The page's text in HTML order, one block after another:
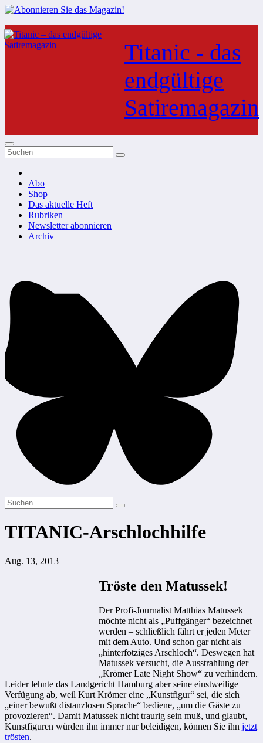
Zum
Inhalt
springen
Titanic - das
endgültige
Satiremagazin
Abo
Shop
Das aktuelle Heft
Rubriken
Newsletter abonnieren
Archiv
TITANIC-Arschlochhilfe
Aug. 13, 2013
Tröste den Matussek!
Der Profi-Journalist Matthias Matussek
möchte nicht als „Puffgänger“ bezeichnet
werden – schließlich fährt er jeden Meter
mit dem Auto. Und schon gar nicht als
„hinterfotziges Arschloch“. Deswegen hat
Matussek versucht, die Ausstrahlung der
„Krömer Late Night Show“ zu verhindern.
Leider lehnte das Landgericht Hamburg aber seine einstweilige
Verfügung ab, weil Kurt Krömer eine „Kunstfigur“ sei, die sich
„einer bewußt distanzlosen Sprache“ bediene, „um die Gäste zu
provozieren“. Damit Matussek nicht traurig sein muß, und glaubt,
Kunstfiguren würden ihn immer nur beleidigen, können Sie ihn jetzt
trösten.